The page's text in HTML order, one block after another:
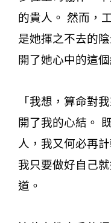
的貴人。 然而，
是她揮之不去的
開了她心中的這個
「我想，算命對
開了我的心結。
人，我又何必再
我只要做好自己
道。